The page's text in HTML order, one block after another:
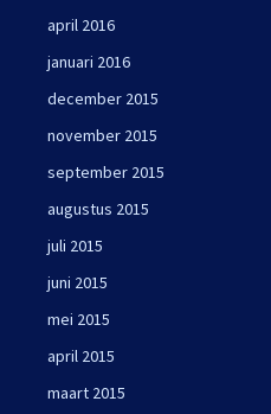
april 2016
januari 2016
december 2015
november 2015
september 2015
augustus 2015
juli 2015
juni 2015
mei 2015
april 2015
maart 2015